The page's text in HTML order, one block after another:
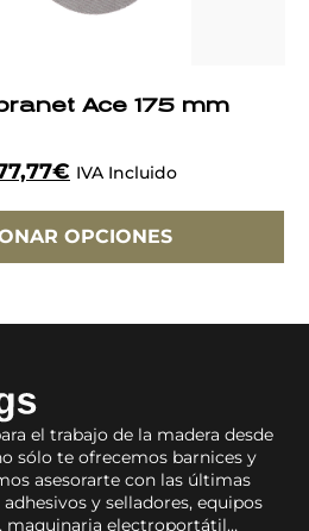
Ace 175 mm
€ IVA Incluido
OPCIONES
el trabajo de la madera desde
sólo te ofrecemos barnices y
asesorarte con las últimas
y selladores, equipos
maquinaria electroportátil…